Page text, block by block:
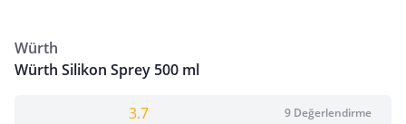
Würth
Würth Silikon Sprey 500 ml
3.7 9 Değerlendirme